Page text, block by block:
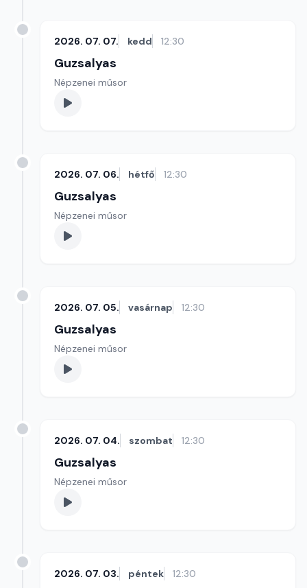
2026. 07. 07. kedd 12:30
Guzsalyas
Népzenei műsor
2026. 07. 06. hétfő 12:30
Guzsalyas
Népzenei műsor
2026. 07. 05. vasárnap 12:30
Guzsalyas
Népzenei műsor
2026. 07. 04. szombat 12:30
Guzsalyas
Népzenei műsor
2026. 07. 03. péntek 12:30